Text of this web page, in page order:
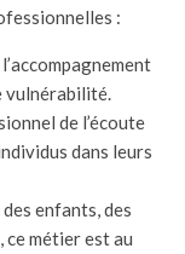
:
vulnérabilité.
de l’écoute
dans leurs
enfants, des
métier est au